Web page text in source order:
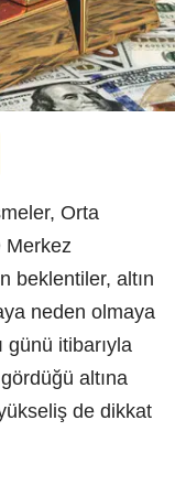
Orta
Merkez
beklentiler, altın
neden olmaya
itibarıyla
altına
de dikkat